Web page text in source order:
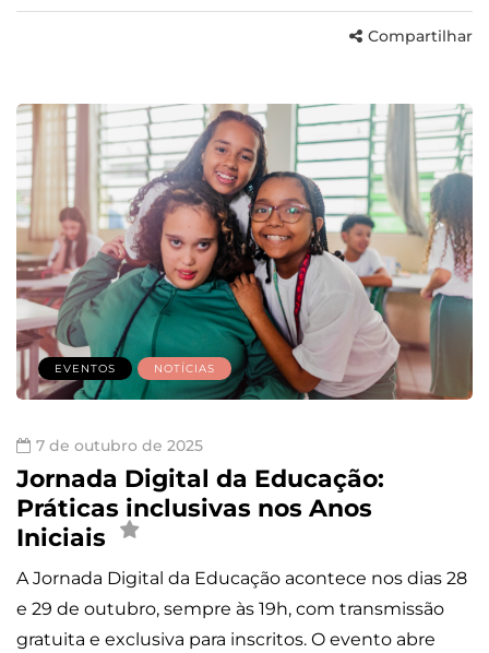
Compartilhar
EVENTOS NOTÍCIAS
7 de outubro de 2025
Jornada Digital da Educação:
Práticas inclusivas nos Anos
Iniciais
A Jornada Digital da Educação acontece nos dias 28
e 29 de outubro, sempre às 19h, com transmissão
gratuita e exclusiva para inscritos. O evento abre